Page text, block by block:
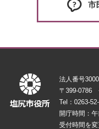
市
法人番号
〒399-0786
Tel：0263-
開庁時間：
受付時間を変